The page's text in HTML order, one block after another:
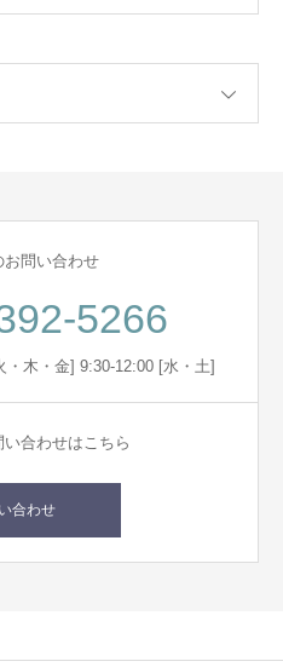
お問い合わせ
5266
木・金] 9:30-12:00 [水・土]
合わせはこちら
合わせ